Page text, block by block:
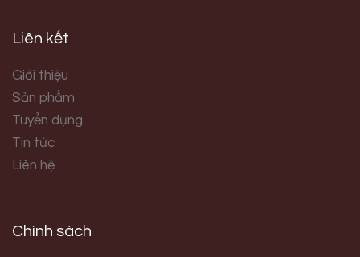
Liên kết
Giới thiệu
Sản phẩm
Tuyển dụng
Tin tức
Liên hệ
Chính sách